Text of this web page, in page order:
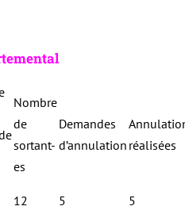
Nombre
de
sortant-
es
Demandes
d’annulation réalisées
12 5
5